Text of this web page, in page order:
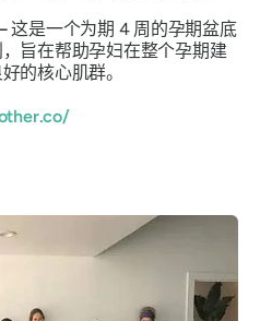
这是一个为期 4 周的孕期盆底
旨在帮助孕妇在整个孕期建
的核心肌群。